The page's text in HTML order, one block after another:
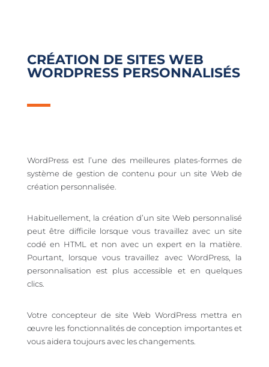
CRÉATION DE SITES WEB
WORDPRESS PERSONNALISÉS
WordPress est l’une des meilleures plates-formes de
système de gestion de contenu pour un site Web de
création personnalisée.
Habituellement, la création d’un site Web personnalisé
peut être difficile lorsque vous travaillez avec un site
codé en HTML et non avec un expert en la matière.
Pourtant, lorsque vous travaillez avec WordPress, la
personnalisation est plus accessible et en quelques
clics.
Votre concepteur de site Web WordPress mettra en
œuvre les fonctionnalités de conception importantes et
vous aidera toujours avec les changements.